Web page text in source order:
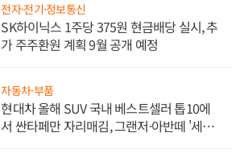
전자·전기·정보통신
SK하이닉스 1주당 375원 현금배당 실시, 추
가 주주환원 계획 9월 공개 예정
자동차·부품
현대차 올해 SUV 국내 베스트셀러 톱10에
서 싼타페만 자리매김, 그랜저·아반떼 '세단